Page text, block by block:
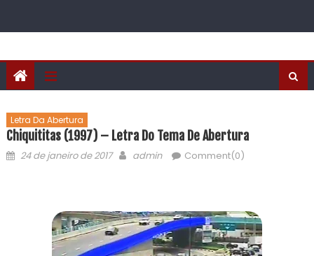
Letra Da Abertura
Chiquititas (1997) – Letra Do Tema De Abertura
24 de janeiro de 2017 admin Comment(0)